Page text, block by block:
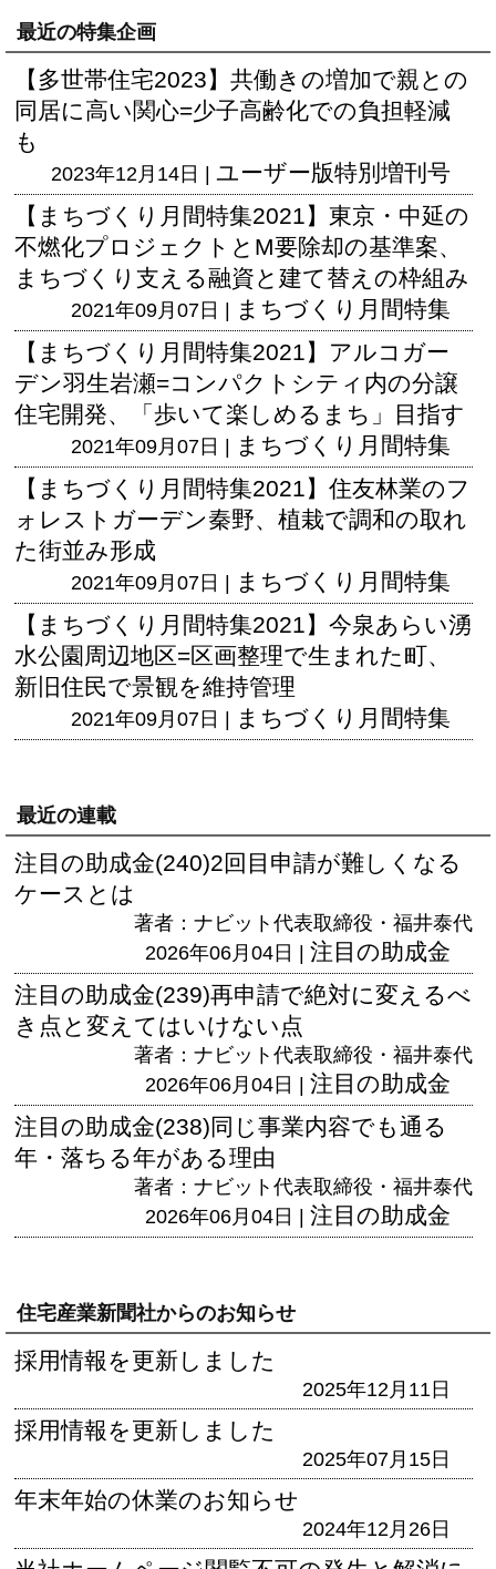
最近の特集企画
【多世帯住宅2023】共働きの増加で親との
同居に高い関心=少子高齢化での負担軽減
も
2023年12月14日 | ユーザー版特別増刊号
【まちづくり月間特集2021】東京・中延の
不燃化プロジェクトとM要除却の基準案、
まちづくり支える融資と建て替えの枠組み
2021年09月07日 | まちづくり月間特集
【まちづくり月間特集2021】アルコガー
デン羽生岩瀬=コンパクトシティ内の分譲
住宅開発、「歩いて楽しめるまち」目指す
2021年09月07日 | まちづくり月間特集
【まちづくり月間特集2021】住友林業のフ
ォレストガーデン秦野、植栽で調和の取れ
た街並み形成
2021年09月07日 | まちづくり月間特集
【まちづくり月間特集2021】今泉あらい湧
水公園周辺地区=区画整理で生まれた町、
新旧住民で景観を維持管理
2021年09月07日 | まちづくり月間特集
最近の連載
注目の助成金(240)2回目申請が難しくなる
ケースとは
著者：ナビット代表取締役・福井泰代
2026年06月04日 | 注目の助成金
注目の助成金(239)再申請で絶対に変えるべ
き点と変えてはいけない点
著者：ナビット代表取締役・福井泰代
2026年06月04日 | 注目の助成金
注目の助成金(238)同じ事業内容でも通る
年・落ちる年がある理由
著者：ナビット代表取締役・福井泰代
2026年06月04日 | 注目の助成金
住宅産業新聞社からのお知らせ
採用情報を更新しました
2025年12月11日
採用情報を更新しました
2025年07月15日
年末年始の休業のお知らせ
2024年12月26日